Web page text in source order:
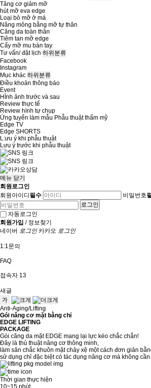
Tăng cơ giảm mỡ
hút mỡ eva edge
Loại bỏ mỡ ở má
Nâng mông bằng mỡ tự thân
Căng da toàn thân
Tiêm tan mỡ edge
Cấy mỡ mu bàn tay
Tư vấn/ đặt lịch 하위분류
Facebook
Instagram
Mục khác 하위분류
Điều khoản thông báo
Event
HÌnh ảnh trước và sau
Review thực tế
Review hình tự chụp
Ứng tuyển làm mẫu Phẫu thuật thẩm mỹ
Edge TV
Edge SHORTS
L:ưu ý khi phẫu thuật
Lưu ý trước khi phẫu thuật
메뉴 닫기
회원로그인
회원아이디 필수 비밀번호
자동로그인
회원가입 / 정보찾기
네이버 로그인 카카오 로그인
1:1문의
FAQ
접속자 13
새글
Anti-Aging/Lifting
Gói nâng cơ mặt bằng chỉ
EDGE LIFTING
PACKAGE
Gói căng da mặt EDGE mang lại lực kéo chắc chắn!
Đây là thủ thuật nâng cơ thông minh,
làm săn chắc khuôn mặt chảy xệ một cách đơn giản
sử dụng chỉ đặc biệt có tác dụng nâng cơ mà không
Thời gian thực hiện
10~15 phút